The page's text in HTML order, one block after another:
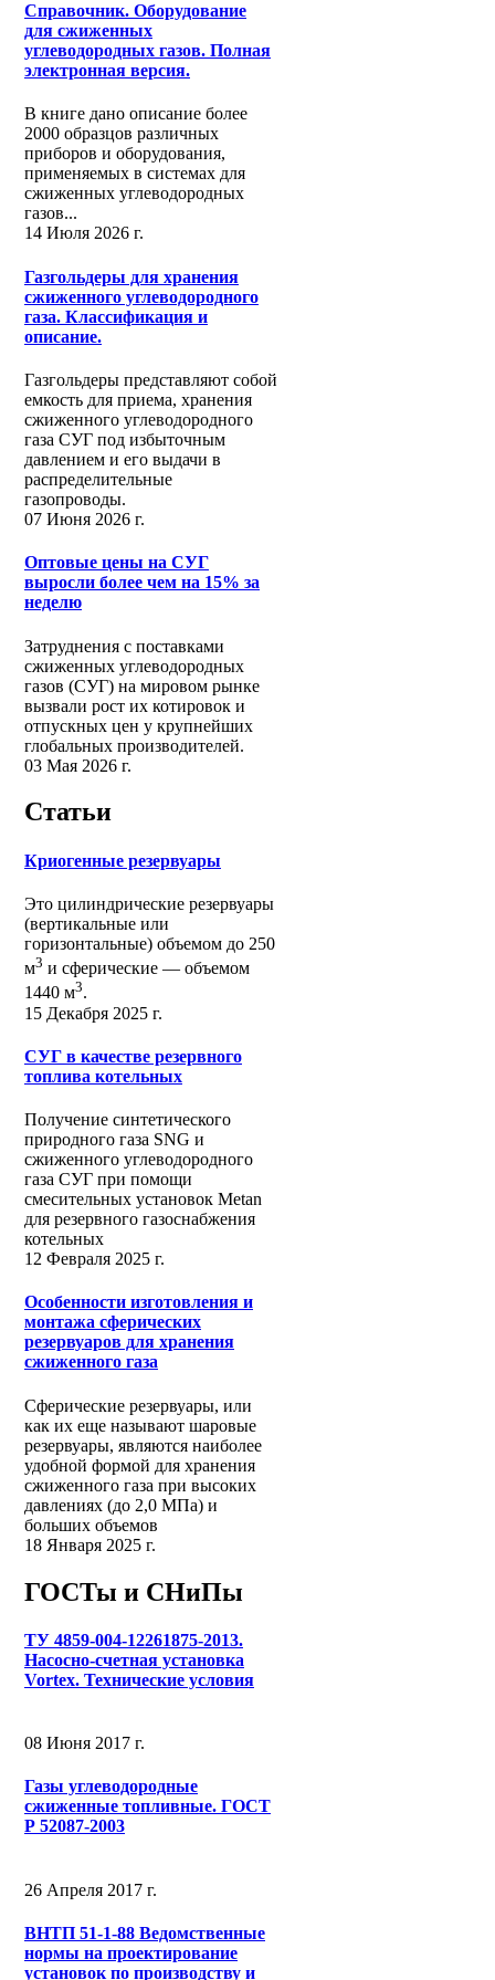
Справочник. Оборудование
для сжиженных
углеводородных газов. Полная
электронная версия.
В книге дано описание более
2000 образцов различных
приборов и оборудования,
применяемых в системах для
сжиженных углеводородных
газов...
14 Июля 2026 г.
Газгольдеры для хранения
сжиженного углеводородного
газа. Классификация и
описание.
Газгольдеры представляют собой
емкость для приема, хранения
сжиженного углеводородного
газа СУГ под избыточным
давлением и его выдачи в
распределительные
газопроводы.
07 Июня 2026 г.
Оптовые цены на СУГ
выросли более чем на 15% за
неделю
Затруднения с поставками
сжиженных углеводородных
газов (СУГ) на мировом рынке
вызвали рост их котировок и
отпускных цен у крупнейших
глобальных производителей.
03 Мая 2026 г.
Статьи
Криогенные резервуары
Это цилиндрические резервуары
(вертикальные или
горизонтальные) объемом до 250
м3 и сферические ― объемом
1440 м3.
15 Декабря 2025 г.
СУГ в качестве резервного
топлива котельных
Получение синтетического
природного газа SNG и
сжиженного углеводородного
газа СУГ при помощи
смесительных установок Metan
для резервного газоснабжения
котельных
12 Февраля 2025 г.
Особенности изготовления и
монтажа сферических
резервуаров для хранения
сжиженного газа
Сферические резервуары, или
как их еще называют шаровые
резервуары, являются наиболее
удобной формой для хранения
сжиженного газа при высоких
давлениях (до 2,0 МПа) и
больших объемов
18 Января 2025 г.
ГОСТы и СНиПы
ТУ 4859-004-12261875-2013.
Насосно-счетная установка
Vortex. Технические условия
08 Июня 2017 г.
Газы углеводородные
сжиженные топливные. ГОСТ
Р 52087-2003
26 Апреля 2017 г.
ВНТП 51-1-88 Ведомственные
нормы на проектирование
установок по производству и